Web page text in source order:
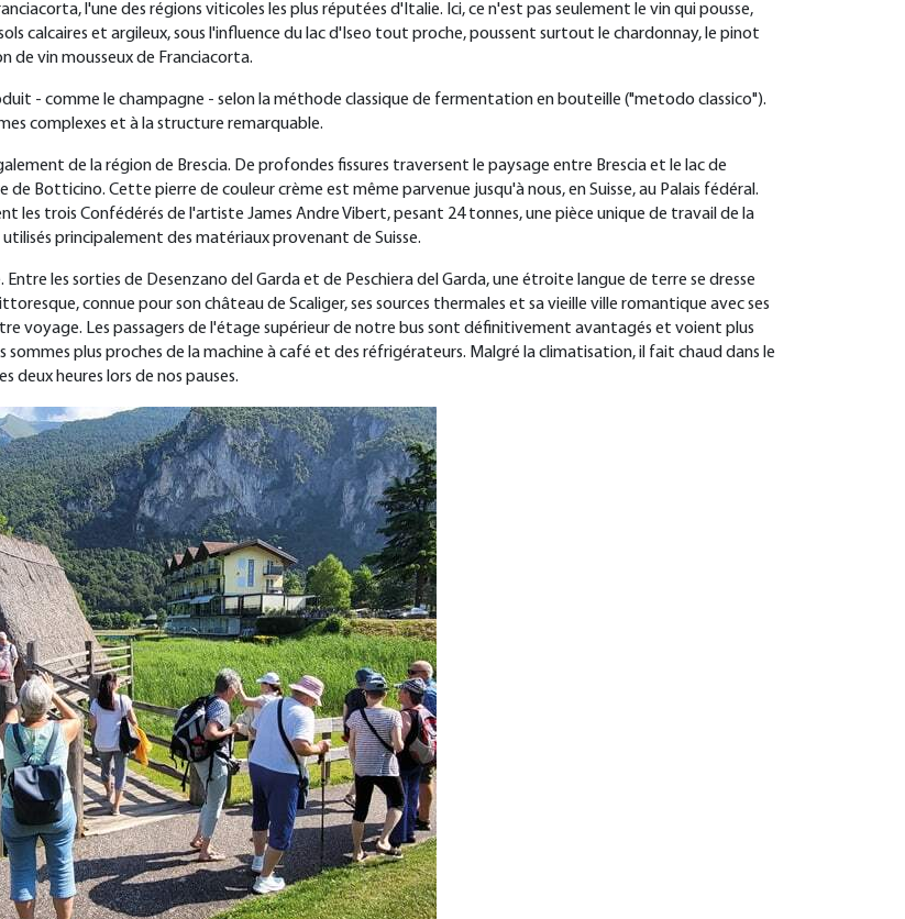
l'une des régions viticoles les plus réputées d'Italie. Ici, ce n'est pas seulement le vin qui pousse,
calcaires et argileux, sous l'influence du lac d'Iseo tout proche, poussent surtout le chardonnay, le pinot
de vin mousseux de Franciacorta.
- comme le champagne - selon la méthode classique de fermentation en bouteille ("metodo classico").
complexes et à la structure remarquable.
de la région de Brescia. De profondes fissures traversent le paysage entre Brescia et le lac de
Botticino. Cette pierre de couleur crème est même parvenue jusqu'à nous, en Suisse, au Palais fédéral.
les trois Confédérés de l'artiste James Andre Vibert, pesant 24 tonnes, une pièce unique de travail de la
principalement des matériaux provenant de Suisse.
les sorties de Desenzano del Garda et de Peschiera del Garda, une étroite langue de terre se dresse
connue pour son château de Scaliger, ses sources thermales et sa vieille ville romantique avec ses
voyage. Les passagers de l'étage supérieur de notre bus sont définitivement avantagés et voient plus
sommes plus proches de la machine à café et des réfrigérateurs. Malgré la climatisation, il fait chaud dans le
deux heures lors de nos pauses.